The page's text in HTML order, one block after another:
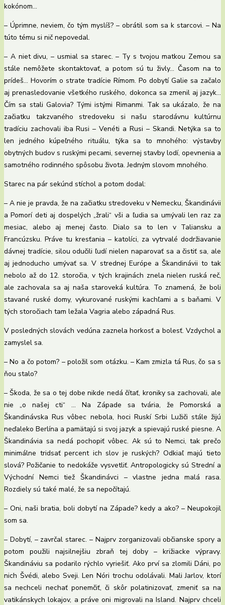
kokónom…
– Úprimne, neviem, čo tým myslíš? – obrátil som sa k starcovi. – Na
túto tému si nič nepovedal.
– A niet divu, – usmial sa starec. – Ty s tvojou matkou Zemou sa
stále nemôžete skontaktovať, a potom sú tu živly… Časom na to
prídeš… Hovorím o strate tradície Rímom. Po dobytí Galie sa začalo
aj prenasledovanie všetkého ruského, dokonca sa zmenil aj jazyk…
Čím sa stali Galovia? Tými istými Rimanmi. Tak sa ukázalo, že na
začiatku takzvaného stredoveku si našu starodávnu kultúrnu
tradíciu zachovali iba Rusi – Venéti a Rusi – Skandi. Netýka sa to
len jedného kúpeľného rituálu, týka sa to mnohého: výstavby
obytných budov s ruskými pecami, severnej stavby lodí, opevnenia a
samotného rodinného spôsobu života. Jedným slovom mnohého.
Starec na pár sekúnd stíchol a potom dodal:
– A nie je pravda, že na začiatku stredoveku v Nemecku, Škandinávii
a Pomorí deti aj dospelých „žrali“ vši a ľudia sa umývali len raz za
mesiac, alebo aj menej často. Dialo sa to len v Taliansku a
Francúzsku. Práve tu kresťania – katolíci, za vytrvalé dodržiavanie
dávnej tradície, silou odučili ľudí nielen naparovať sa a čistiť sa, ale
aj jednoducho umývať sa. V strednej Európe a Škandinávii to tak
nebolo až do 12. storočia, v tých krajinách znela nielen ruská reč,
ale zachovala sa aj naša staroveká kultúra. To znamená, že boli
stavané ruské domy, vykurované ruskými kachľami a s baňami. V
tých storočiach tam ležala Vagria alebo západná Rus.
V posledných slovách vedúna zaznela horkosť a bolesť. Vzdychol a
zamyslel sa.
– No a čo potom? – položil som otázku. – Kam zmizla tá Rus, čo sa s
ňou stalo?
– Škoda, že sa o tej dobe nikde nedá čítať, kroniky sa zachovali, ale
nie „o našej cti“ … Na Západe sa tvária, že Pomorská a
Škandinávska Rus vôbec nebola, hoci Ruskí Srbi Lužiči stále žijú
neďaleko Berlína a pamätajú si svoj jazyk a spievajú ruské piesne. A
Škandinávia sa nedá pochopiť vôbec. Ak sú to Nemci, tak prečo
minimálne tridsať percent ich slov je ruských? Odkiaľ majú tieto
slová? Požičanie to nedokáže vysvetliť. Antropologicky sú Strední a
Východní Nemci tiež Škandinávci – vlastne jedna malá rasa.
Rozdiely sú také malé, že sa nepočítajú.
– Oni, naši bratia, boli dobytí na Západe? kedy a ako? – Neupokojil
som sa.
– Dobytí, – zavrčal starec. – Najprv zorganizovali občianske spory a
potom použili najsilnejšiu zbraň tej doby – križiacke výpravy.
Škandináviu sa podarilo rýchlo vyriešiť. Ako prví sa zlomili Dáni, po
nich Švédi, alebo Sveji. Len Nóri trochu odolávali. Mali Jarlov, ktorí
sa nechceli nechať ponemčiť, či skôr polatinizovať, zmeniť sa na
vatikánskych lokajov, a práve oni migrovali na Island. Najprv chceli